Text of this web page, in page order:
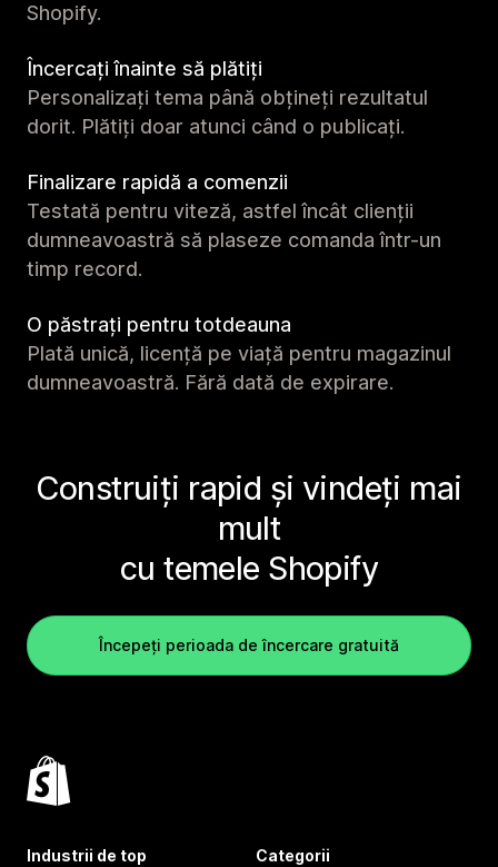
Shopify.
Încercați înainte să plătiți
Personalizați tema până obțineți rezultatul
dorit. Plătiți doar atunci când o publicați.
Finalizare rapidă a comenzii
Testată pentru viteză, astfel încât clienții
dumneavoastră să plaseze comanda într-un
timp record.
O păstrați pentru totdeauna
Plată unică, licență pe viață pentru magazinul
dumneavoastră. Fără dată de expirare.
Construiți rapid și vindeți mai
mult
cu temele Shopify
Începeți perioada de încercare gratuită
Industrii de top Categorii